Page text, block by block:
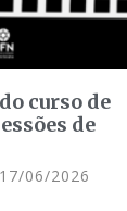
curso de
de
17/06/2026